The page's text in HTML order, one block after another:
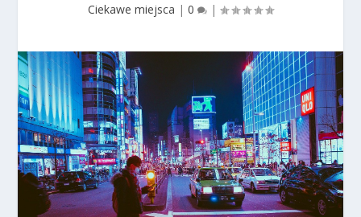
Ciekawe miejsca | 0 |